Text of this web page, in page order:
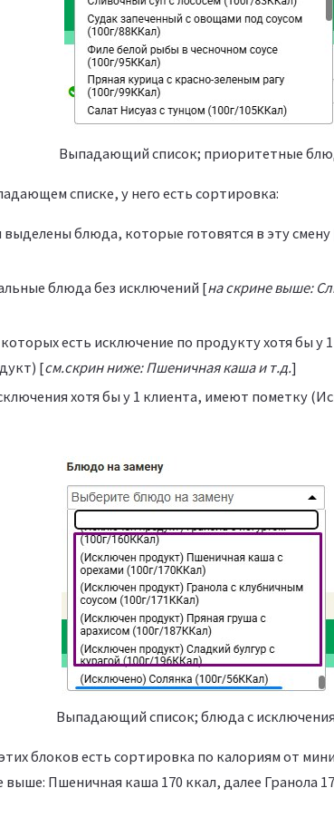
Выпадающий список; приоритетные
списке, у него есть сортировка:
блюда, которые готовятся в эту смену
блюда без исключений [на скрине выше:
есть исключение по продукту хотя бы у
[см.скрин ниже: Пшеничная каша и т.д.]
хотя бы у 1 клиента, имеют пометку
Выпадающий список; блюда с
блоков есть сортировка по калориям от
Пшеничная каша 170 ккал, далее Гранола